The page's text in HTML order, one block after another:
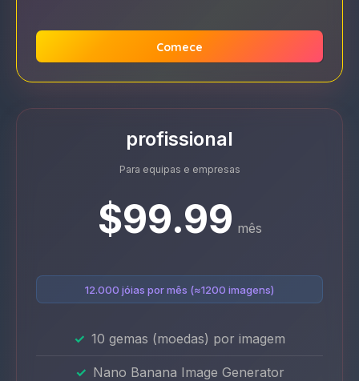
Comece
profissional
Para equipas e empresas
$99.99 mês
12.000 jóias por mês (≈1200 imagens)
10 gemas (moedas) por imagem
Nano Banana Image Generator